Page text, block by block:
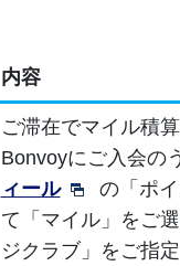
内容
ご滞在でマイル積
Bonvoyにご入会の
ィール
の「ポ
て「マイル」をご
ジクラブ」をご指定